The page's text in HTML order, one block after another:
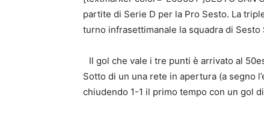
partite di Serie D per la Pro Sesto. La
turno infrasettimanale la squadra di
Il gol che vale i tre punti è arrivato al
Sotto di un una rete in apertura (a segno
chiudendo 1-1 il primo tempo con un gol